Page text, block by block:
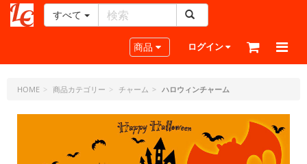
ー
ラ
ト・
すべて
Toggle navigation
商品 ログイン
HOME 商品カテゴリー チャーム ハロウィンチャーム